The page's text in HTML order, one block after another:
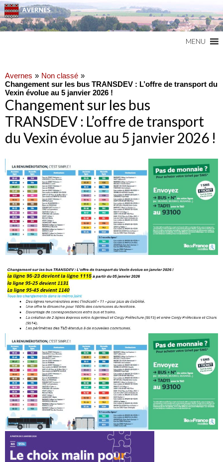
MENU
Avernes
Non classé
Changement sur les bus TRANSDEV : L’offre de transport du
Vexin évolue au 5 janvier 2026 !
Changement sur les bus
TRANSDEV : L’offre de transport
du Vexin évolue au 5 janvier 2026 !